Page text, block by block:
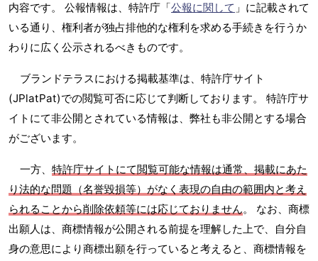
内容です。 公報情報は、特許庁「公報に関して 」に記載されて
いる通り、権利者が独占排他的な権利を求める手続きを行うか
わりに広く公示されるべきものです。
ブランドテラスにおける掲載基準は、特許庁サイト
(JPlatPat)での閲覧可否に応じて判断しております。 特許庁サ
イトにて非公開とされている情報は、弊社も非公開とする場合
がございます。
一方、 特許庁サイトにて閲覧可能な情報は通常、掲載にあた
り法的な問題（名誉毀損等）がなく表現の自由の範囲内と考え
られることから削除依頼等には応じておりません。 なお、商標
出願人は、商標情報が公開される前提を理解した上で、自分自
身の意思により商標出願を行っていると考えると、商標情報を